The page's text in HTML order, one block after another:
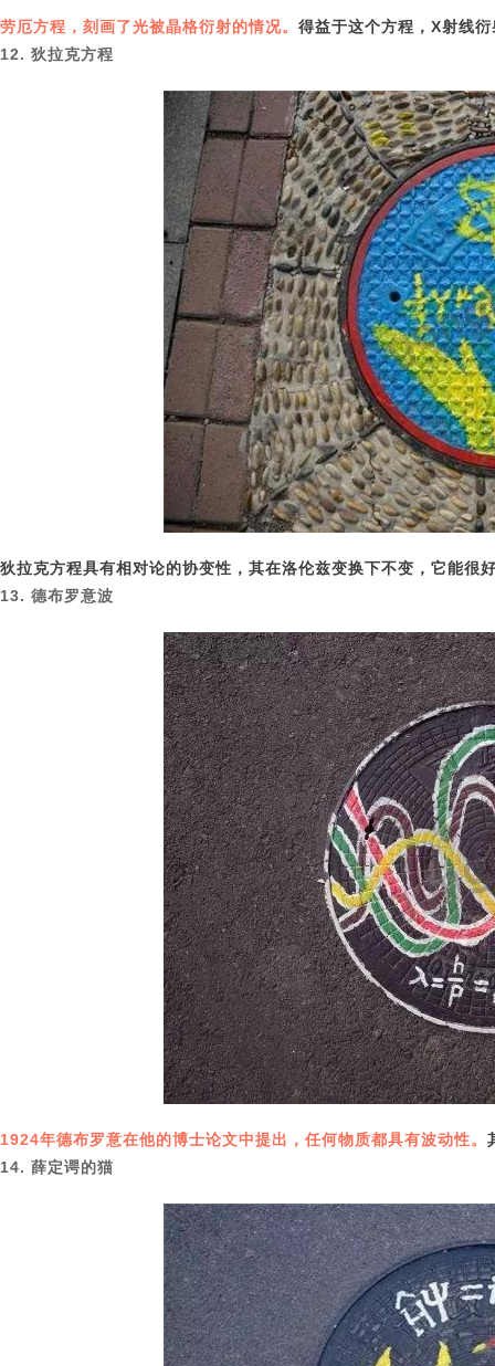
劳厄方程，刻画了光被晶格衍射的情况。 得益于这个方程，X射线
12. 狄拉克方程
狄拉克方程具有相对论的协变性，其在洛伦兹变换下不变，它能很
13. 德布罗意波
1924年德布罗意在他的博士论文中提出，任何物质都具有波动性。
14. 薛定谔的猫